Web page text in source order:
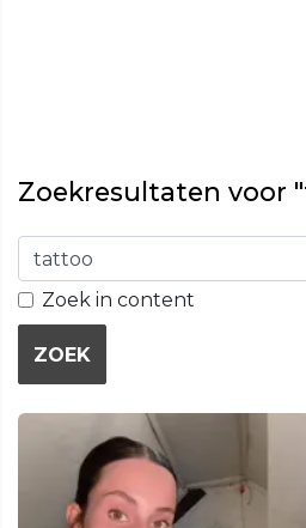
Zoekresultaten voor
Zoek in content
ZOEK